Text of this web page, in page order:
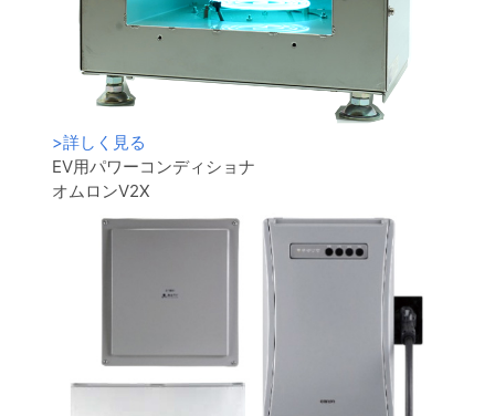
>詳しく見る
EV用パワーコンディショナ
オムロンV2X